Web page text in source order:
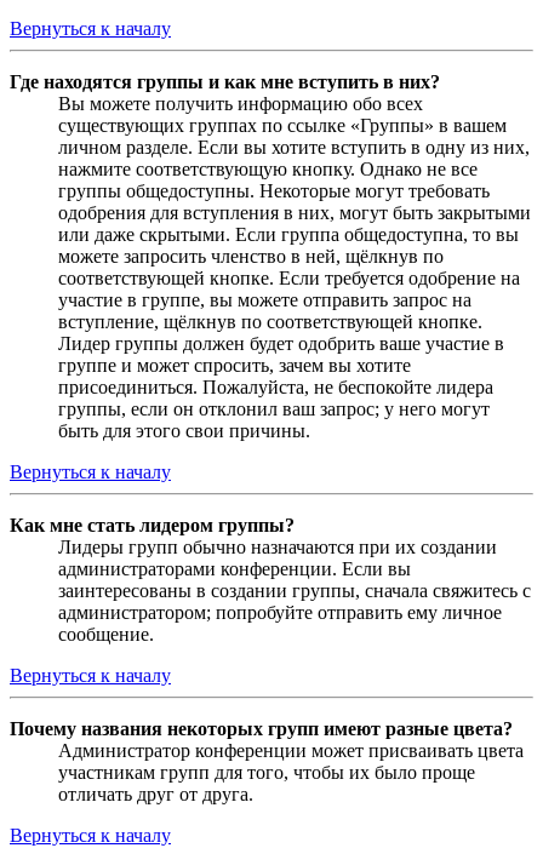
Вернуться к началу
Где находятся группы и как мне вступить в них?
Вы можете получить информацию обо всех
существующих группах по ссылке «Группы» в вашем
личном разделе. Если вы хотите вступить в одну из них,
нажмите соответствующую кнопку. Однако не все
группы общедоступны. Некоторые могут требовать
одобрения для вступления в них, могут быть закрытыми
или даже скрытыми. Если группа общедоступна, то вы
можете запросить членство в ней, щёлкнув по
соответствующей кнопке. Если требуется одобрение на
участие в группе, вы можете отправить запрос на
вступление, щёлкнув по соответствующей кнопке.
Лидер группы должен будет одобрить ваше участие в
группе и может спросить, зачем вы хотите
присоединиться. Пожалуйста, не беспокойте лидера
группы, если он отклонил ваш запрос; у него могут
быть для этого свои причины.
Вернуться к началу
Как мне стать лидером группы?
Лидеры групп обычно назначаются при их создании
администраторами конференции. Если вы
заинтересованы в создании группы, сначала свяжитесь с
администратором; попробуйте отправить ему личное
сообщение.
Вернуться к началу
Почему названия некоторых групп имеют разные цвета?
Администратор конференции может присваивать цвета
участникам групп для того, чтобы их было проще
отличать друг от друга.
Вернуться к началу